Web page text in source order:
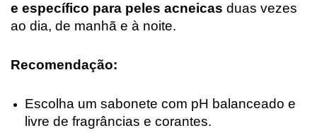
e específico para peles acneicas duas vezes
ao dia, de manhã e à noite.
Recomendação:
Escolha um sabonete com pH balanceado e
livre de fragrâncias e corantes.